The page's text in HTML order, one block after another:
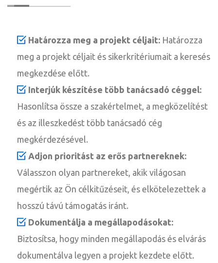
Határozza meg a projekt céljait: Határozza
meg a projekt céljait és sikerkritériumait a keresés
megkezdése előtt.
Interjúk készítése több tanácsadó céggel:
Hasonlítsa össze a szakértelmet, a megközelítést
és az illeszkedést több tanácsadó cég
megkérdezésével.
Adjon prioritást az erős partnereknek:
Válasszon olyan partnereket, akik világosan
megértik az Ön célkitűzéseit, és elkötelezettek a
hosszú távú támogatás iránt.
Dokumentálja a megállapodásokat:
Biztosítsa, hogy minden megállapodás és elvárás
dokumentálva legyen a projekt kezdete előtt.